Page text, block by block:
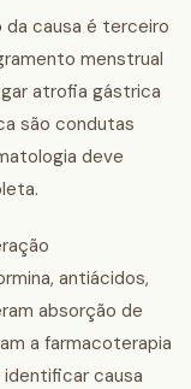
da causa é terceiro
menstrual
atrofia gástrica
são condutas
deve
antiácidos,
absorção de
a farmacoterapia
causa